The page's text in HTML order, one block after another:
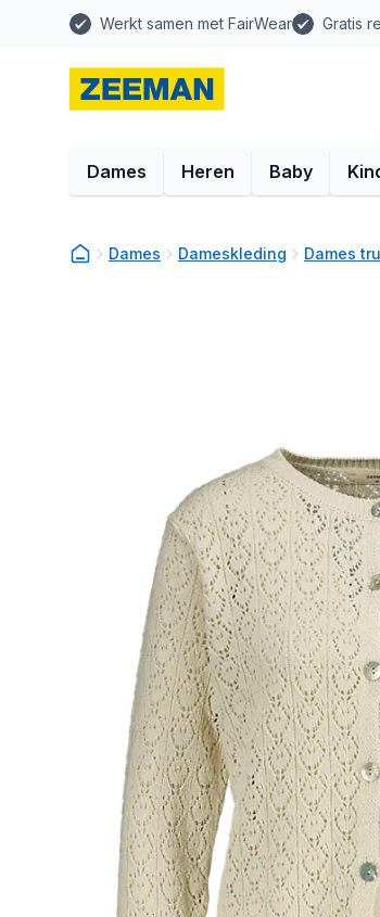
Werkt samen met FairWear Gratis
Dames Heren Baby
Dames Dameskleding Dames